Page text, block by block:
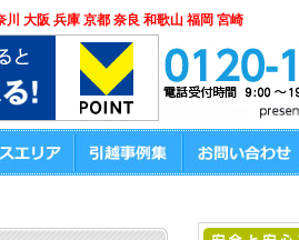
大阪 兵庫 京都 奈良 和歌山 福岡 宮崎